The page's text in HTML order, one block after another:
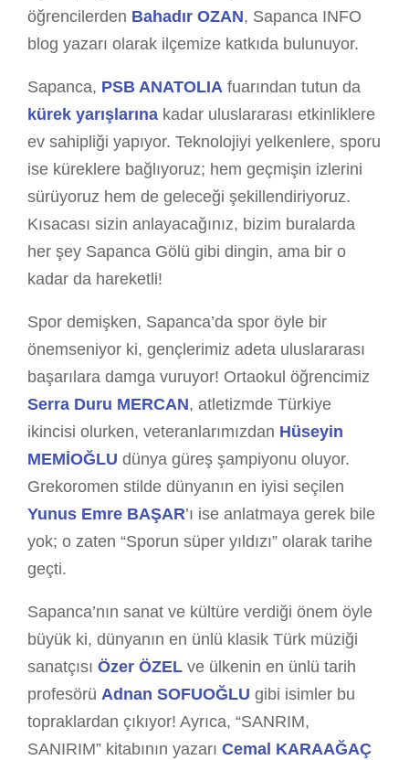
öğrencilerden Bahadır OZAN, Sapanca INFO
blog yazarı olarak ilçemize katkıda bulunuyor.
Sapanca, PSB ANATOLIA fuarından tutun da
kürek yarışlarına kadar uluslararası etkinliklere
ev sahipliği yapıyor. Teknolojiyi yelkenlere, sporu
ise küreklere bağlıyoruz; hem geçmişin izlerini
sürüyoruz hem de geleceği şekillendiriyoruz.
Kısacası sizin anlayacağınız, bizim buralarda
her şey Sapanca Gölü gibi dingin, ama bir o
kadar da hareketli!
Spor demişken, Sapanca’da spor öyle bir
önemseniyor ki, gençlerimiz adeta uluslararası
başarılara damga vuruyor! Ortaokul öğrencimiz
Serra Duru MERCAN, atletizmde Türkiye
ikincisi olurken, veteranlarımızdan Hüseyin
MEMİOĞLU dünya güreş şampiyonu oluyor.
Grekoromen stilde dünyanın en iyisi seçilen
Yunus Emre BAŞAR’ı ise anlatmaya gerek bile
yok; o zaten “Sporun süper yıldızı” olarak tarihe
geçti.
Sapanca’nın sanat ve kültüre verdiği önem öyle
büyük ki, dünyanın en ünlü klasik Türk müziği
sanatçısı Özer ÖZEL ve ülkenin en ünlü tarih
profesörü Adnan SOFUOĞLU gibi isimler bu
topraklardan çıkıyor! Ayrıca, “SANRIM,
SANIRIM” kitabının yazarı Cemal KARAAĞAÇ